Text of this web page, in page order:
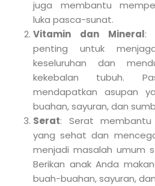
juga membantu
luka pasca-sunat.
Vitamin dan Mineral:
penting untuk
keseluruhan dan
kekebalan tubuh.
mendapatkan asupan
buahan, sayuran, dan
Serat: Serat membantu
yang sehat dan
menjadi masalah umum
Berikan anak Anda
buah-buahan, sayuran,